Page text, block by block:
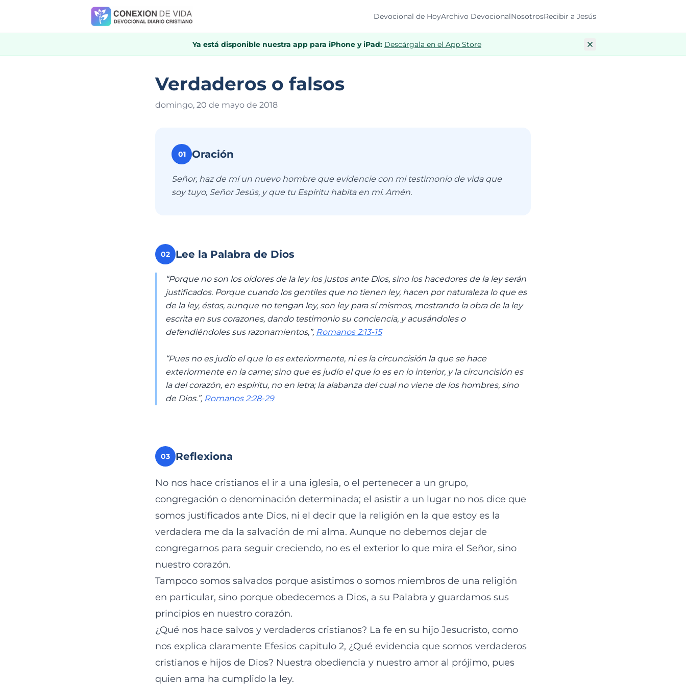
Devocional de HoyArchivo DevocionalNosotrosRecibir a Jesús
Ya está disponible nuestra app para iPhone y iPad: Descárgala en el App Store
Verdaderos o falsos
domingo, 20 de mayo de 2018
01 Oración
Señor, haz de mí un nuevo hombre que evidencie con mi testimonio de vida que
soy tuyo, Señor Jesús, y que tu Espíritu habita en mí. Amén.
02 Lee la Palabra de Dios
“Porque no son los oidores de la ley los justos ante Dios, sino los hacedores de la ley serán
justificados. Porque cuando los gentiles que no tienen ley, hacen por naturaleza lo que es
de la ley, éstos, aunque no tengan ley, son ley para sí mismos, mostrando la obra de la ley
escrita en sus corazones, dando testimonio su conciencia, y acusándoles o
defendiéndoles sus razonamientos,”, Romanos 2:13-15
“Pues no es judío el que lo es exteriormente, ni es la circuncisión la que se hace
exteriormente en la carne; sino que es judío el que lo es en lo interior, y la circuncisión es
la del corazón, en espíritu, no en letra; la alabanza del cual no viene de los hombres, sino
de Dios.”, Romanos 2:28-29
03 Reflexiona
No nos hace cristianos el ir a una iglesia, o el pertenecer a un grupo,
congregación o denominación determinada; el asistir a un lugar no nos dice que
somos justificados ante Dios, ni el decir que la religión en la que estoy es la
verdadera me da la salvación de mi alma. Aunque no debemos dejar de
congregarnos para seguir creciendo, no es el exterior lo que mira el Señor, sino
nuestro corazón.
Tampoco somos salvados porque asistimos o somos miembros de una religión
en particular, sino porque obedecemos a Dios, a su Palabra y guardamos sus
principios en nuestro corazón.
¿Qué nos hace salvos y verdaderos cristianos? La fe en su hijo Jesucristo, como
nos explica claramente Efesios capitulo 2, ¿Qué evidencia que somos verdaderos
cristianos e hijos de Dios? Nuestra obediencia y nuestro amor al prójimo, pues
quien ama ha cumplido la ley.